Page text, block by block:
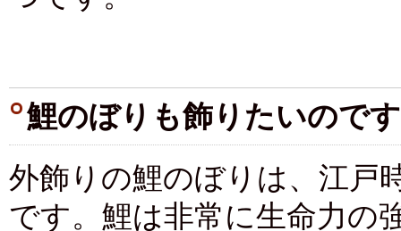
鯉のぼりも飾りたいので
外飾りの鯉のぼりは、江戸
です。鯉は非常に生命力の